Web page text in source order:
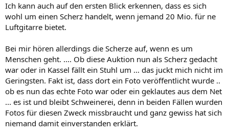
Ich kann auch auf den ersten Blick erkennen, dass es sich
wohl um einen Scherz handelt, wenn jemand 20 Mio. für ne
Luftgitarre bietet.
Bei mir hören allerdings die Scherze auf, wenn es um
Menschen geht. .... Ob diese Auktion nun als Scherz gedacht
war oder in Kassel fällt ein Stuhl um ... das juckt mich nicht im
Geringsten. Fakt ist, dass dort ein Foto veröffentlicht wurde ..
ob es nun das echte Foto war oder ein geklautes aus dem Net
... es ist und bleibt Schweinerei, denn in beiden Fällen wurden
Fotos für diesen Zweck missbraucht und ganz gewiss hat sich
niemand damit einverstanden erklärt.